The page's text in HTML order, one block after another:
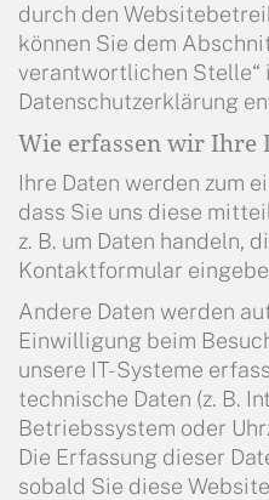
durch den
können Sie dem
verantwortlichen Stelle“
Datenschutzerklärung
Wie erfassen wir Ihre
Ihre Daten werden zum
dass Sie uns diese
z. B. um Daten handeln,
Kontaktformular
Andere Daten werden
Einwilligung beim
unsere IT-Systeme
technische Daten (z. B.
Betriebssystem oder
Die Erfassung dieser
sobald Sie diese